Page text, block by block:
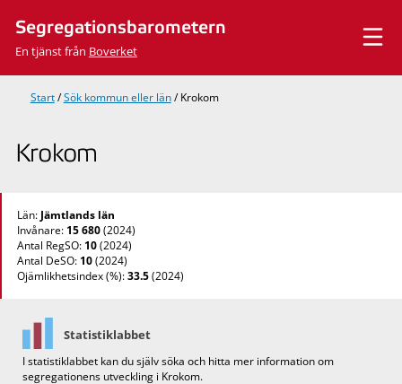
innehåll
Segregationsbarometern
En tjänst från Boverket
Start/Sök kommun eller län/Krokom
Krokom
Län: Jämtlands län
Invånare: 15 680(2024)
Antal RegSO: 10(2024)
Antal DeSO: 10(2024)
Ojämlikhetsindex (%):33.5(2024)
Statistiklabbet
I statistiklabbet kan du själv söka och hitta mer information om
segregationens utveckling i Krokom.